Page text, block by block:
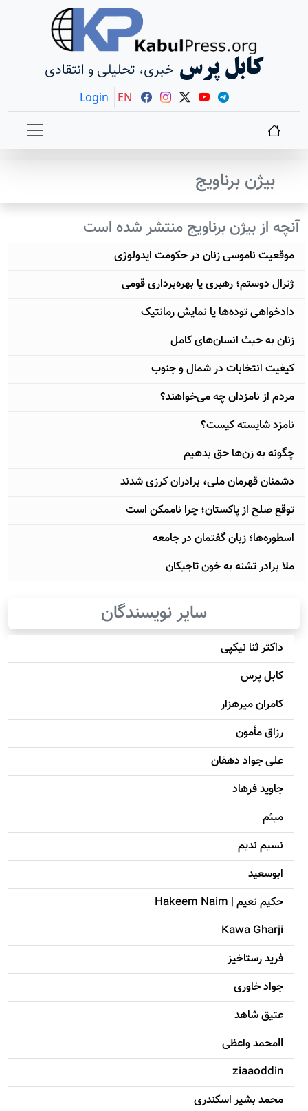
کابل پرس خبری، تحلیلی و انتقادی
Login EN
بیژن برناویج
آنچه از بیژن برناویج منتشر شده است
موقعیت ناموسی زنان در حکومت ایدولوژی
ژنرال دوستم؛ رهبری یا بهره‌برداری قومی
دادخواهی توده‌ها یا نمایش رمانتیک
زنان به حیث انسان‌های کامل
کیفیت انتخابات در شمال و جنوب
مردم از نامزدان چه می‌خواهند؟
نامزد شایسته کیست؟
چگونه به زن‌ها حق بدهیم
دشمنان قهرمان ملی، برادران کرزی شدند
توقع صلح از پاکستان؛ چرا ناممکن است
اسطوره‌ها؛ زبان گفتمان در جامعه
ملا برادر تشنه به خون تاجیکان
سایر نویسندگان
داکتر ثنا نیکپی
کابل پرس
کامران میرهزار
رزاق مأمون
علی جواد دهقان
جاويد فرهاد
میثم
نسیم ندیم
ابوسعيد
حکيم نعيم | Hakeem Naim
Kawa Gharji
فرید رستاخیز
جواد خاوری
عتیق شاهد
llمحمد واعظی
ziaaoddin
محمد بشیر اسکندری